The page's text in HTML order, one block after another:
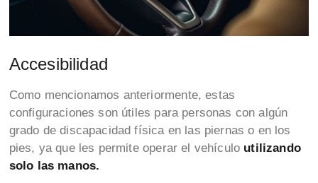
Accesibilidad
Como mencionamos anteriormente, estas
configuraciones son útiles para personas con algún
grado de discapacidad física en las piernas o en los
pies, ya que les permite operar el vehículo utilizando
solo las manos.